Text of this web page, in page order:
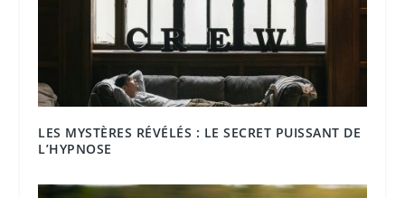
LES MYSTÈRES RÉVÉLÉS : LE SECRET PUISSANT DE
L’HYPNOSE